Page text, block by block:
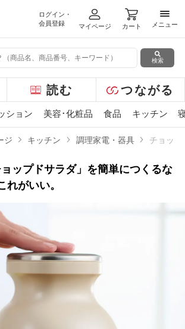
ログイン・
会員登録
マイページ カート
メニ
メニュー
検索
読む つながる
ション 美容･化粧品 食品 キッチン
ジ キッチン 調理家電・器具 チョッ
ップドサラダ」を簡単につくるな
れがいい。